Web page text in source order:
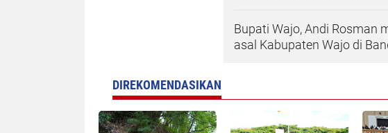
Bupati Wajo, Andi Rosman
asal Kabupaten Wajo di
DIREKOMENDASIKAN